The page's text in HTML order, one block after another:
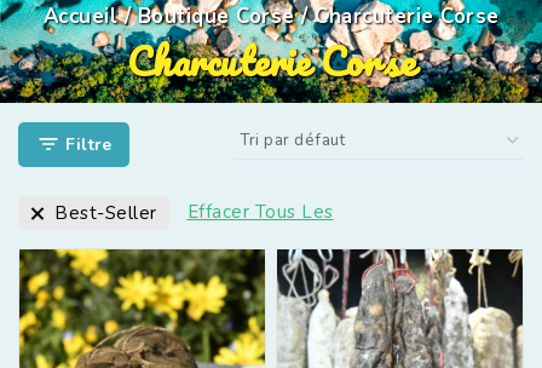
Accueil / Boutique Corse / Charcuterie Corse
Charcuterie Corse
Filtre
Best-Seller Effacer Tous Les